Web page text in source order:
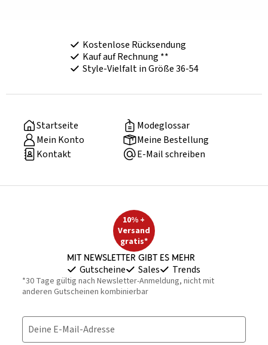
Kostenlose Rücksendung
Kauf auf Rechnung **
Style-Vielfalt in Größe 36-54
Startseite
Modeglossar
Mein Konto
Meine Bestellung
Kontakt
E-Mail schreiben
10% +
Versand
gratis*
Mit Newsletter gibt es mehr
Gutscheine Sales Trends
*30 Tage gültig nach Newsletter-Anmeldung, nicht mit
anderen Gutscheinen kombinierbar
Deine E-Mail-Adresse